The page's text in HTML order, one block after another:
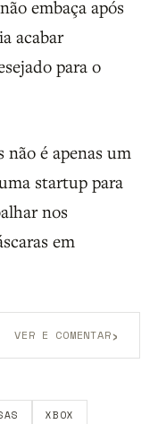
embaça após
acabar
para o
não é apenas um
startup para
nos
em
VER E COMENTAR›
XBOX